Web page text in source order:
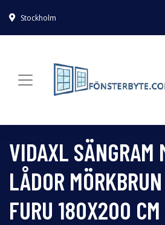
Stockholm
VIDAXL SÄNGRAM
LÅDOR
FURU 180X200 CM